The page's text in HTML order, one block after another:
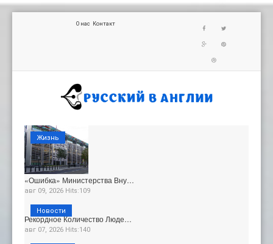
О нас Контакт
«Ошибка» Министерства Вну…
авг 09, 2026 Hits:109
Жизнь
Рекордное Количество Люде…
авг 07, 2026 Hits:140
Новости